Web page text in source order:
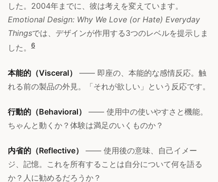
した。2004年までに、彼は考えを変えています。
Emotional Design: Why We Love (or Hate) Everyday
Thingsでは、デザインが作用する3つのレベルを提示しま
した。
6
本能的（Visceral）
—— 即座の、本能的な感情反応。触
れる前の製品の外見。「それが欲しい」という反応です。
行動的（Behavioral）
—— 使用中の使いやすさと機能。
ちゃんと動くか？体験は満足のいくものか？
内省的（Reflective）
—— 使用後の意味、自己イメー
ジ、記憶。これを所有することは自分について何を語る
か？人に勧めるだろうか？